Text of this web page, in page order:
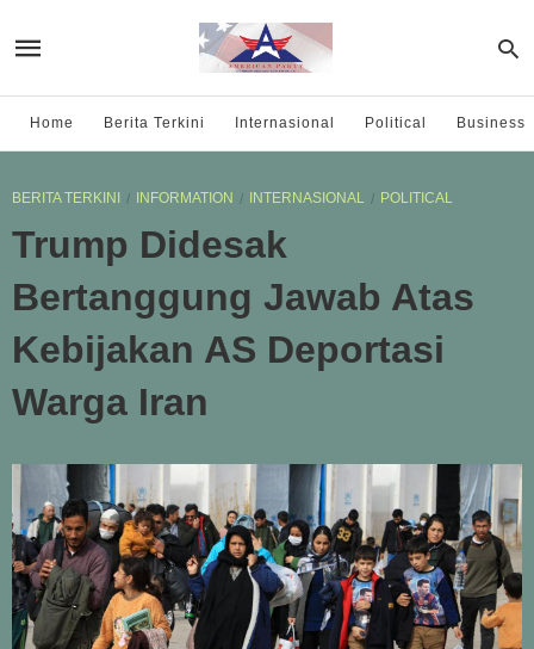
Home Berita Terkini Internasional Political Business
BERITA TERKINI INFORMATION INTERNASIONAL POLITICAL
Trump Didesak
Bertanggung Jawab Atas
Kebijakan AS Deportasi
Warga Iran